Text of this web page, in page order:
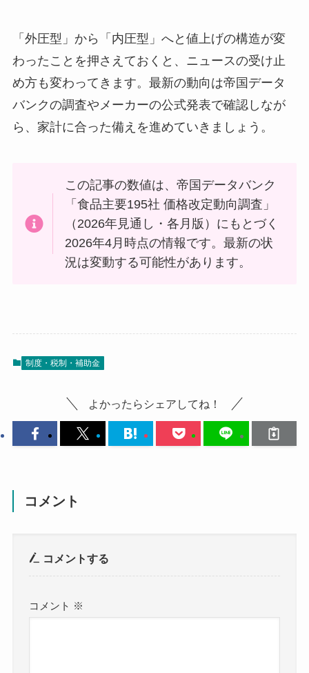
「外圧型」から「内圧型」へと値上げの構造が変
わったことを押さえておくと、ニュースの受け止
め方も変わってきます。最新の動向は帝国データ
バンクの調査やメーカーの公式発表で確認しなが
ら、家計に合った備えを進めていきましょう。
この記事の数値は、帝国データバンク
「食品主要195社 価格改定動向調査」
（2026年見通し・各月版）にもとづく
2026年4月時点の情報です。最新の状
況は変動する可能性があります。
制度・税制・補助金
よかったらシェアしてね！
コメント
コメントする
コメント ※